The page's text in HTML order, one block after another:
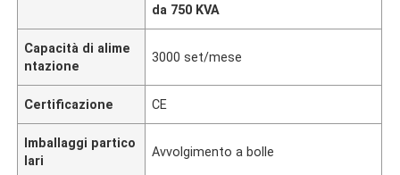
da 750 KVA
Capacità di alime
ntazione
3000 set/mese
Certificazione CE
Imballaggi partico
lari
Avvolgimento a bolle